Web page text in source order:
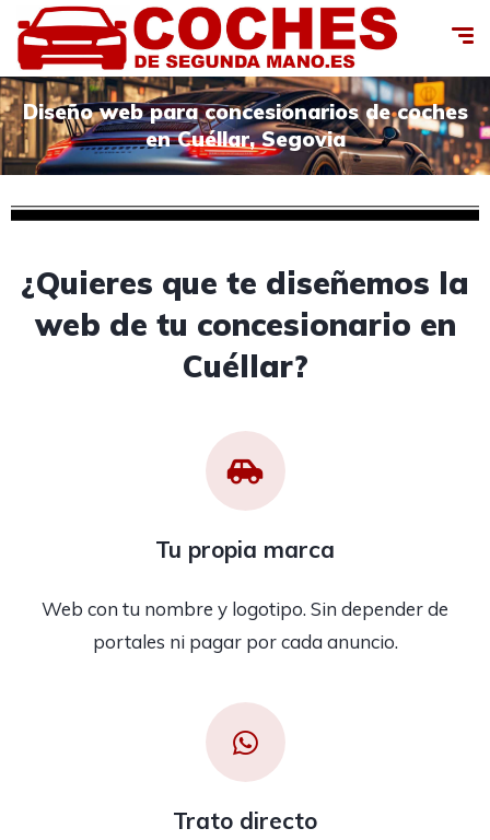
Diseño web para concesionarios de coches
en Cuéllar, Segovia
¿Quieres que te diseñemos la
web de tu concesionario en
Cuéllar?
Tu propia marca
Web con tu nombre y logotipo. Sin depender de
portales ni pagar por cada anuncio.
Trato directo